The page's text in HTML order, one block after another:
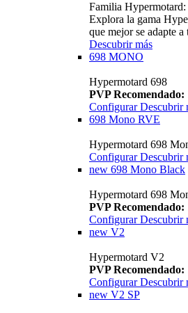
Familia
Explora la gama
que mejor se adapte a
Descubrir más
698 MONO
Hypermotard 698
PVP Recomendado:
ConfigurarDescubrir
698 Mono RVE
Hypermotard 698
Configurar Descubrir
new 698 Mono Black
Hypermotard 698
PVP Recomendado:
Configurar Descubrir
new V2
Hypermotard V2
PVP Recomendado:
Configurar Descubrir
new V2 SP